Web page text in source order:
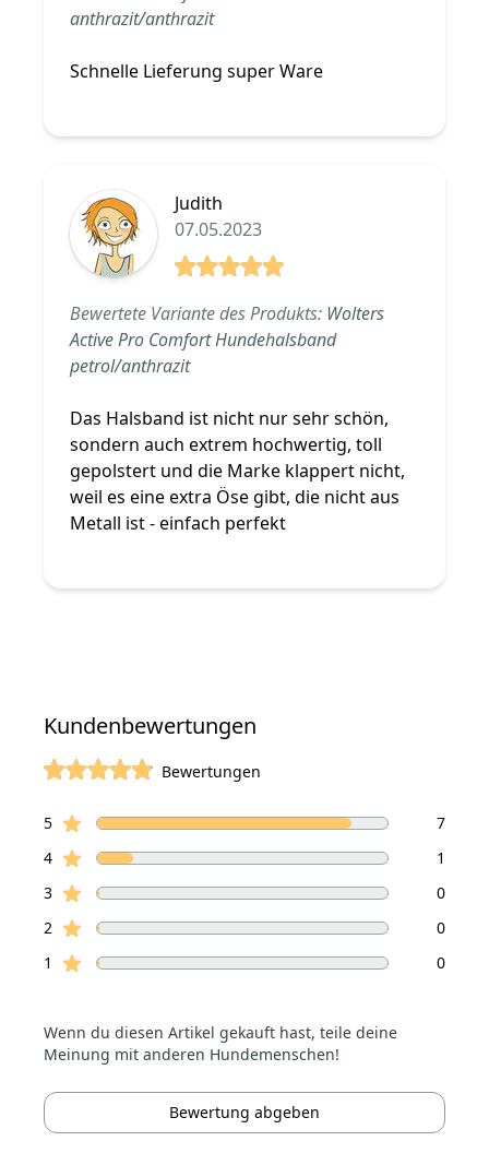
anthrazit/anthrazit
Schnelle Lieferung super Ware
Judith
07.05.2023
Bewertete Variante des Produkts: Wolters
Active Pro Comfort Hundehalsband
petrol/anthrazit
Das Halsband ist nicht nur sehr schön,
sondern auch extrem hochwertig, toll
gepolstert und die Marke klappert nicht,
weil es eine extra Öse gibt, die nicht aus
Metall ist - einfach perfekt
Kundenbewertungen
Bewertungen
Bewertungen
5Sterne Bewertungen
7
4Sterne Bewertungen
1
3Sterne Bewertungen
0
2 Sterne Bewertungen
0
1
Sterne Bewertungen 0
Wenn du diesen Artikel gekauft hast, teile deine
Meinung mit anderen Hundemenschen!
Bewertung abgeben